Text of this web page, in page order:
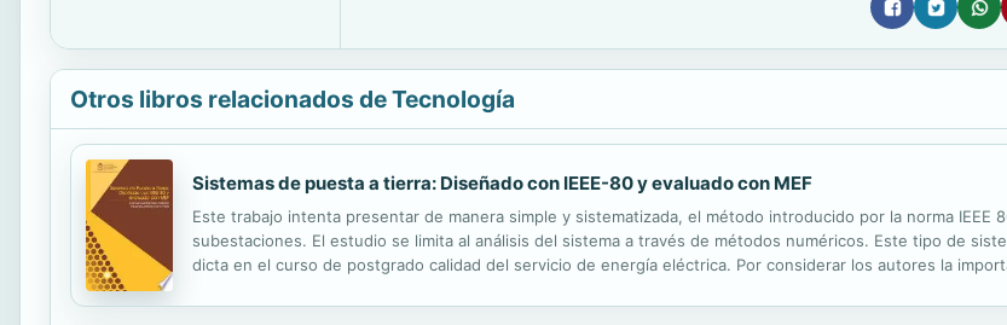
Otros libros relacionados de Tecnología
Sistemas de puesta a tierra: Diseñado con IEEE-80 y evaluado con MEF
Este trabajo intenta presentar de manera simple y sistematizada, el método introducido por la norma IEEE
subestaciones. El estudio se limita al análisis del sistema a través de métodos numéricos. Este tipo de
dicta en el curso de postgrado calidad del servicio de energía eléctrica. Por considerar los autores la